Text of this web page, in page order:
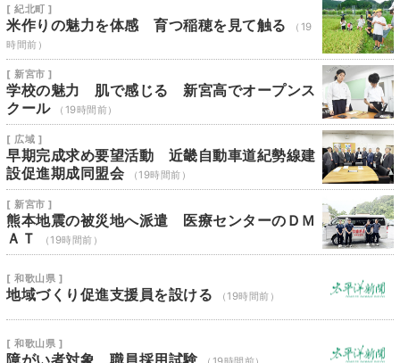
[ 紀北町 ]
米作りの魅力を体感 育つ稲穂を見て触る
（19
時間前）
[ 新宮市 ]
学校の魅力 肌で感じる 新宮高でオープンス
クール
（19時間前）
[ 広域 ]
早期完成求め要望活動 近畿自動車道紀勢線建
設促進期成同盟会
（19時間前）
[ 新宮市 ]
熊本地震の被災地へ派遣 医療センターのＤＭ
ＡＴ
（19時間前）
[ 和歌山県 ]
地域づくり促進支援員を設ける （19時間前）
[ 和歌山県 ]
障がい者対象 職員採用試験